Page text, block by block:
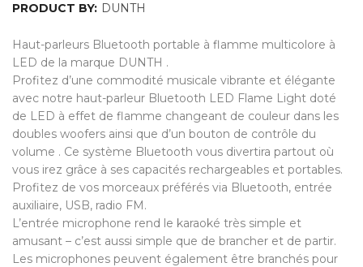
PRODUCT BY: DUNTH
Haut-parleurs Bluetooth portable à flamme multicolore à
LED de la marque DUNTH .
Profitez d’une commodité musicale vibrante et élégante
avec notre haut-parleur Bluetooth LED Flame Light doté
de LED à effet de flamme changeant de couleur dans les
doubles woofers ainsi que d’un bouton de contrôle du
volume . Ce système Bluetooth vous divertira partout où
vous irez grâce à ses capacités rechargeables et portables.
Profitez de vos morceaux préférés via Bluetooth, entrée
auxiliaire, USB, radio FM.
L’entrée microphone rend le karaoké très simple et
amusant – c’est aussi simple que de brancher et de partir.
Les microphones peuvent également être branchés pour